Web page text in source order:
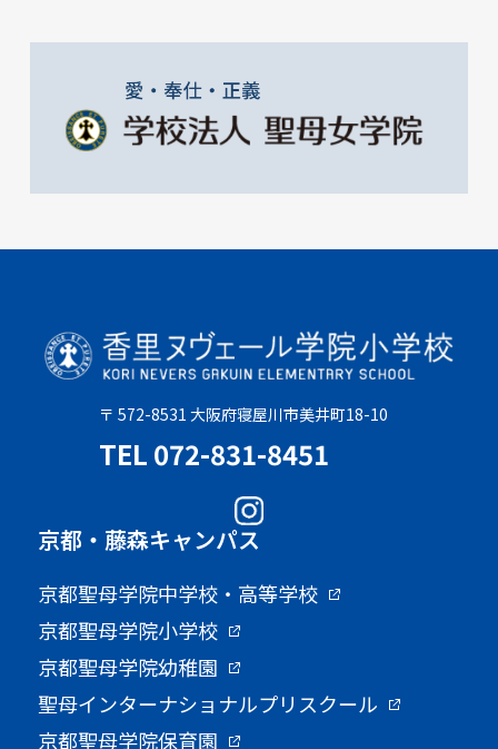
〒 572-8531 大阪府寝屋川市美井町18-10
TEL 072-831-8451
京都・藤森キャンパス
京都聖母学院中学校・高等学校
京都聖母学院小学校
京都聖母学院幼稚園
聖母インターナショナルプリスクール
京都聖母学院保育園